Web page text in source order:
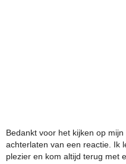
Bedankt voor het kijken op
achterlaten van een reactie. Ik
plezier en kom altijd terug met